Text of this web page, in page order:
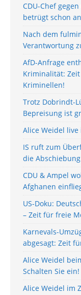
CDU-Chef
betrügt schon
Nach dem
Verantwortung
AfD-Anfrage
Kriminalität:
Kriminellen!
Trotz Dobrindt-
Bepreisung ist
Alice Weidel live
IS ruft zum
die
CDU & Ampel
Afghanen
US-Doku:
– Zeit für freie
Karnevals-
abgesagt: Zeit
Alice Weidel
Schalten Sie ein!
Alice Weidel im